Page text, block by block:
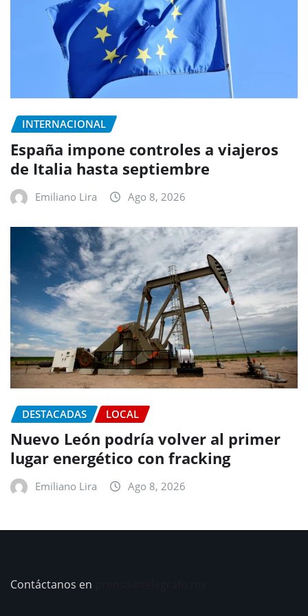
INTERNACIONAL
España impone controles a viajeros
de Italia hasta septiembre
Emiliano Lira Ago 8, 2026
DESTACADAS LOCAL
Nuevo León podría volver al primer
lugar energético con fracking
Emiliano Lira Ago 8, 2026
Contáctanos en